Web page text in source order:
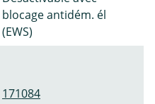
blocage antidém. él
(EWS)
171084